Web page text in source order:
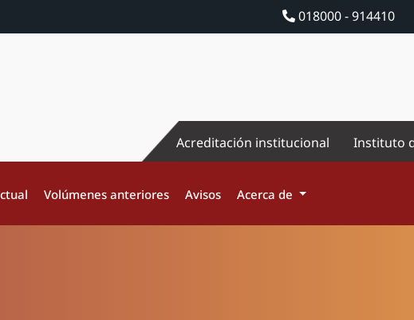
018000 - 914410
Acreditación institucional Instituto
Volúmenes anteriores Avisos Acerca de